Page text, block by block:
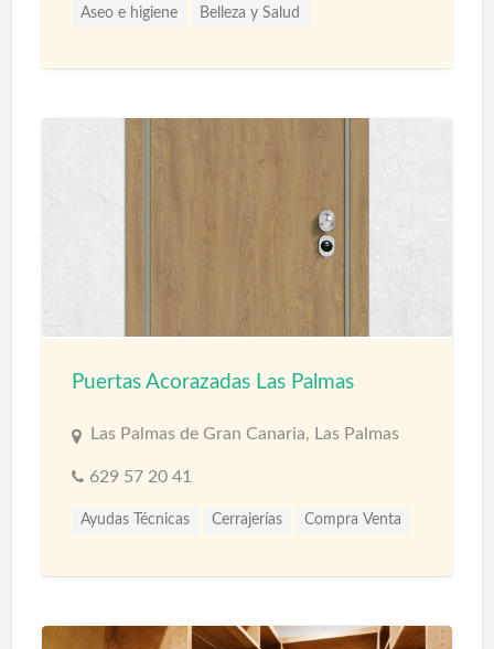
Aseo e higiene Belleza y Salud
Puertas Acorazadas Las Palmas
Las Palmas de Gran Canaria, Las Palmas
629 57 20 41
Ayudas Técnicas Cerrajerías Compra Venta